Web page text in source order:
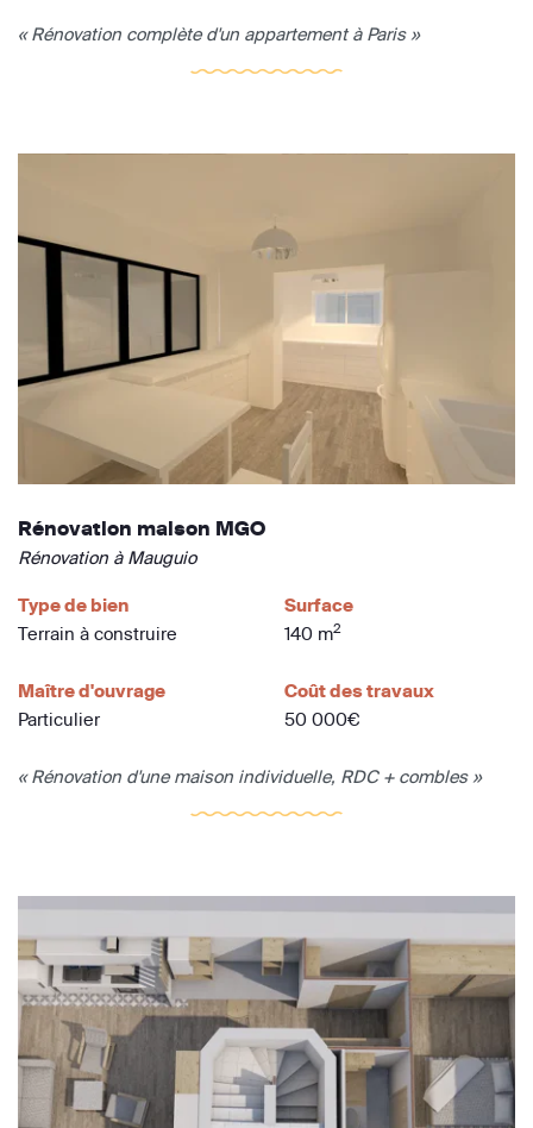
« Rénovation complète d'un appartement à Paris »
Rénovation maison MGO
Rénovation à Mauguio
Type de bien
Terrain à construire
Surface
140 m2
Maître d'ouvrage
Particulier
Coût des travaux
50 000€
« Rénovation d'une maison individuelle, RDC + combles »